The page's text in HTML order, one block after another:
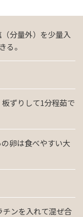
分量外）を少量入
る。
ずりして1分程茹で
卵は食べやすい大
ンを入れて混ぜ合